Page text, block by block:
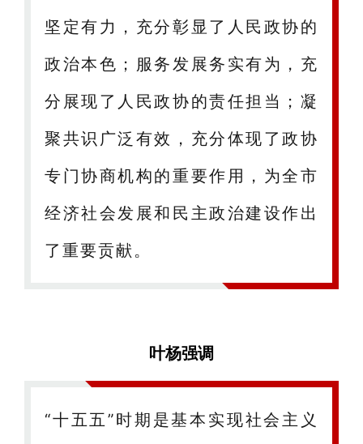
坚定有力，充分彰显了人民政协的
政治本色；服务发展务实有为，充
分展现了人民政协的责任担当；凝
聚共识广泛有效，充分体现了政协
专门协商机构的重要作用，为全市
经济社会发展和民主政治建设作出
了重要贡献。
叶杨强调
“十五五”时期是基本实现社会主义